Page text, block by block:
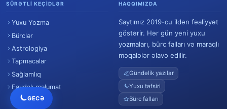
GECƏ
SÜRƏTLI KEÇIDLƏR
Yuxu Yozma
Bürclər
Astrologiya
Tapmacalar
Sağlamlıq
Faydalı məlumat
HAQQIMIZDA
Saytımız 2019-cu ildən fəaliyyət
göstərir. Hər gün yeni yuxu
yozmaları, bürc falları və maraqlı
məqalələr əlavə edilir.
Gündəlik yazılar
Yuxu təfsiri
Bürc falları